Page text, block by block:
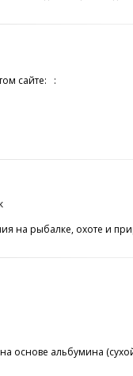
сайте: :
рыбалке, охоте и
основе альбумина